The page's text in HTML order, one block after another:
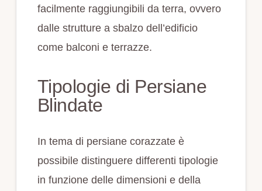
facilmente raggiungibili da terra, ovvero
dalle strutture a sbalzo dell’edificio
come balconi e terrazze.
Tipologie di Persiane
Blindate
In tema di persiane corazzate è
possibile distinguere differenti tipologie
in funzione delle dimensioni e della